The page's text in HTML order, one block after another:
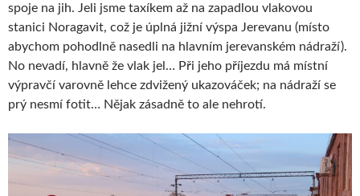
spoje na jih. Jeli jsme taxíkem až na zapadlou vlakovou
stanici Noragavit, což je úplná jižní výspa Jerevanu (místo
abychom pohodlně nasedli na hlavním jerevanském nádraží).
No nevadí, hlavně že vlak jel… Při jeho příjezdu má místní
výpravčí varovně lehce zdvižený ukazováček; na nádraží se
prý nesmí fotit… Nějak zásadně to ale nehrotí.